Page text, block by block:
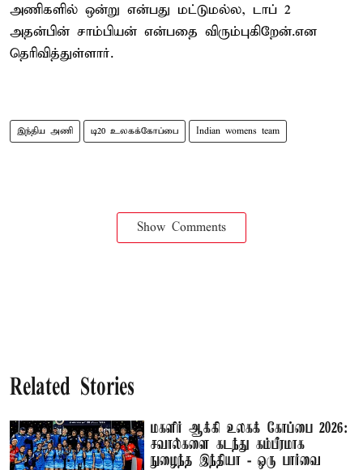
அணிகளில் ஒன்று என்பது மட்டுமல்ல, டாப் 2
அதன்பின் சாம்பியன் என்பதை விரும்புகிறேன்.என
தெரிவித்துள்ளார்.
இந்திய அணி டி20 உலகக்கோப்பை Indian womens team
Show Comments
Related Stories
மகளிர் ஆக்கி உலகக் கோப்பை 2026:
சவால்களை கடந்து கம்பீரமாக
நுழைந்த இந்தியா - ஒரு பார்வை